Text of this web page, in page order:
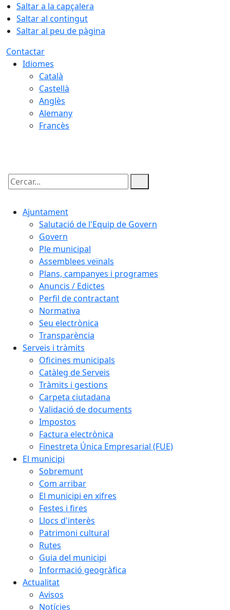
Saltar a la capçalera
Saltar al contingut
Saltar al peu de pàgina
Contactar
Idiomes
Català
Castellà
Anglès
Alemany
Francès
Cercar:
Ajuntament
Salutació de l'Equip de Govern
Govern
Ple municipal
Assemblees veïnals
Plans, campanyes i programes
Anuncis / Edictes
Perfil de contractant
Normativa
Seu electrònica
Transparència
Serveis i tràmits
Oficines municipals
Catàleg de Serveis
Tràmits i gestions
Carpeta ciutadana
Validació de documents
Impostos
Factura electrònica
Finestreta Única Empresarial (FUE)
El municipi
Sobremunt
Com arribar
El municipi en xifres
Festes i fires
Llocs d'interès
Patrimoni cultural
Rutes
Guia del municipi
Informació geogràfica
Actualitat
Avisos
Notícies